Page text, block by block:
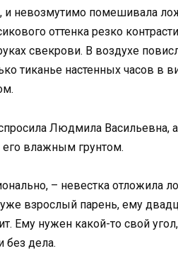
и невозмутимо помешивала
оттенка резко
свекрови. В воздухе
тиканье настенных часов в
Людмила Васильевна,
его влажным грунтом.
– невестка отложила
взрослый парень, ему
Ему нужен какой-то свой
без дела.